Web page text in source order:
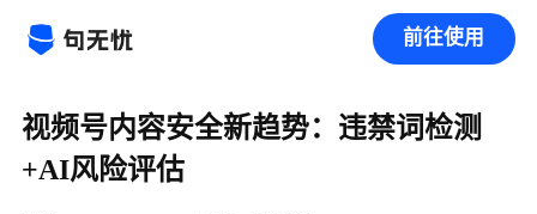
前往使用
视频号内容安全新趋势：违禁词检测
+AI风险评估